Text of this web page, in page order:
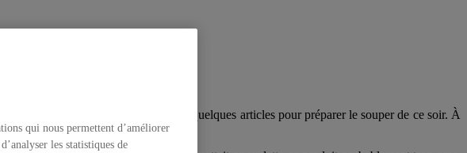
à l’épicerie. Il vous manque quelques articles pour préparer le souper de ce soir. À
! ». Il en veut dans ses lunchs.
qui nous permettent d’améliorer
les statistiques de